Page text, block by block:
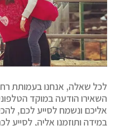
לכל שאלה, אנחנו בעמותת
השאירו הודעה במוקד
אליכם ונשמח לסייע לכם,
במידה ותוזמנו אליה, לסייע